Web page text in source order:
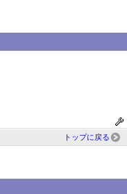
トップに戻る